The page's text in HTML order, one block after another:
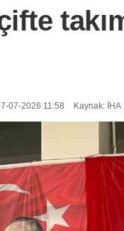
07-2026 11:58 Kaynak: İHA